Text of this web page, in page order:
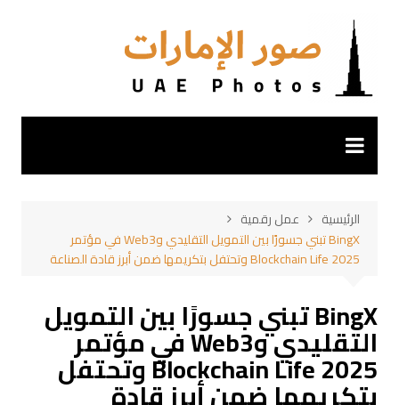
المحتوى
الرئيسية
عمل رقمية
BingX تبني جسورًا بين التمويل التقليدي وWeb3 في مؤتمر
Blockchain Life 2025 وتحتفل بتكريمها ضمن أبرز قادة الصناعة
BingX تبني جسورًا بين التمويل
التقليدي وWeb3 في مؤتمر
Blockchain Life 2025 وتحتفل